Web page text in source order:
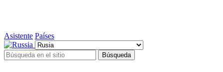
Asistente Países
Búsqueda